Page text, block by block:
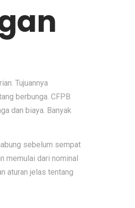
Tujuannya
berbunga. CFPB
dan biaya. Banyak
sebelum sempat
memulai dari nominal
aturan jelas tentang